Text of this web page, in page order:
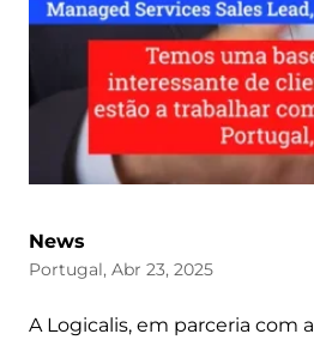
News
Portugal, Abr 23, 2025
A Logicalis, em parceria com a